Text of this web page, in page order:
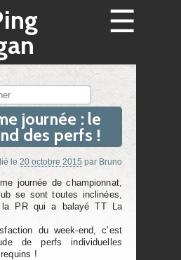
☰
journée : le
des perfs !
le 20 octobre 2015 par Bruno
journée de championnat,
se sont toutes inclinées,
la PR qui a balayé TT La
du week-end, c’est
de perfs individuelles
!